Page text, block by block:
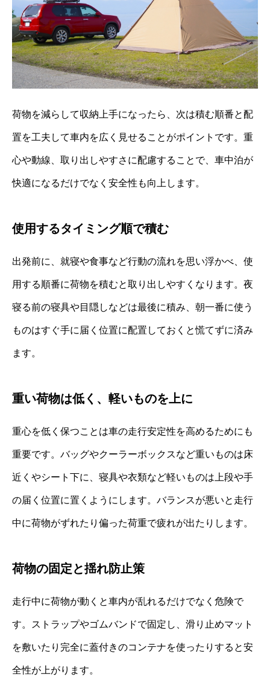
荷物を減らして収納上手になったら、次は積む順番と配
置を工夫して車内を広く見せることがポイントです。重
心や動線、取り出しやすさに配慮することで、車中泊が
快適になるだけでなく安全性も向上します。
使用するタイミング順で積む
出発前に、就寝や食事など行動の流れを思い浮かべ、使
用する順番に荷物を積むと取り出しやすくなります。夜
寝る前の寝具や目隠しなどは最後に積み、朝一番に使う
ものはすぐ手に届く位置に配置しておくと慌てずに済み
ます。
重い荷物は低く、軽いものを上に
重心を低く保つことは車の走行安定性を高めるためにも
重要です。バッグやクーラーボックスなど重いものは床
近くやシート下に、寝具や衣類など軽いものは上段や手
の届く位置に置くようにします。バランスが悪いと走行
中に荷物がずれたり偏った荷重で疲れが出たりします。
荷物の固定と揺れ防止策
走行中に荷物が動くと車内が乱れるだけでなく危険で
す。ストラップやゴムバンドで固定し、滑り止めマット
を敷いたり完全に蓋付きのコンテナを使ったりすると安
全性が上がります。